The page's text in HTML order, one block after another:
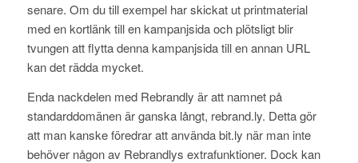
senare. Om du till exempel har skickat ut printmaterial
med en kortlänk till en kampanjsida och plötsligt blir
tvungen att flytta denna kampanjsida till en annan URL
kan det rädda mycket.
Enda nackdelen med Rebrandly är att namnet på
standarddomänen är ganska långt, rebrand.ly. Detta gör
att man kanske föredrar att använda bit.ly när man inte
behöver någon av Rebrandlys extrafunktioner. Dock kan